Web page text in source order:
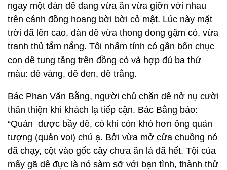
ngay một đàn dê đang vừa ăn vừa giỡn với nhau
trên cánh đồng hoang bời bời cỏ mật. Lúc này mặt
trời đã lên cao, đàn dê vừa thong dong gặm cỏ, vừa
tranh thủ tắm nắng. Tôi nhẩm tính có gần bốn chục
con dê tung tăng trên đồng cỏ và hợp đủ ba thứ
màu: dê vàng, dê đen, dê trắng.
Bác Phan Văn Bằng, người chủ chăn dê nở nụ cười
thân thiện khi khách lạ tiếp cận. Bác Bằng bảo:
“Quản được bầy dê, có khi còn khó hơn ông quản
tượng (quản voi) chú ạ. Bởi vừa mở cửa chuồng nó
đã chạy, cột vào gốc cây chưa ăn lá đã hết. Tội của
mấy gã dê đực là nó sàm sỡ với bạn tình, thành thử